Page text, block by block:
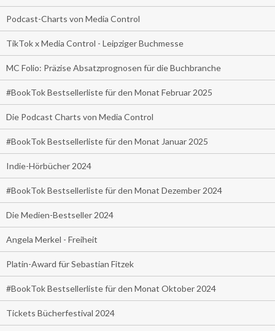
Podcast-Charts von Media Control
TikTok x Media Control - Leipziger Buchmesse
MC Folio: Präzise Absatzprognosen für die Buchbranche
#BookTok Bestsellerliste für den Monat Februar 2025
Die Podcast Charts von Media Control
#BookTok Bestsellerliste für den Monat Januar 2025
Indie-Hörbücher 2024
#BookTok Bestsellerliste für den Monat Dezember 2024
Die Medien-Bestseller 2024
Angela Merkel - Freiheit
Platin-Award für Sebastian Fitzek
#BookTok Bestsellerliste für den Monat Oktober 2024
Tickets Bücherfestival 2024